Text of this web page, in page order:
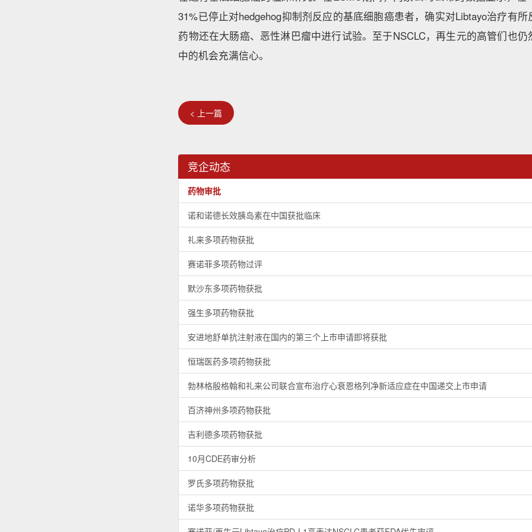
31%已停止对hedgehog抑制剂反应的基底细胞癌患者，确实对Libtayo治疗有
药物还在大肠癌、恶性淋巴瘤中进行试验。至于NSCLC，再生元的高管们也
中的机会充满信心。
< 上一篇
竞企动态
药物审批
诺和诺德长效胰岛素在中国获批临床
礼来多项药物获批
赛诺菲多项药物过评
默沙东多项药物获批
强生多项药物获批
安进地舒单抗注射液在国内的第三个上市申请即将获批
恒瑞医药多项药物获批
勃林格殷格翰和礼来公司联合宣布治疗心衰恩格列净新适应症在中国递交上市申请
百济神州多项药物获批
吉利德多项药物获批
10月CDE药审分析
罗氏多项药物获批
诺华多项药物获批